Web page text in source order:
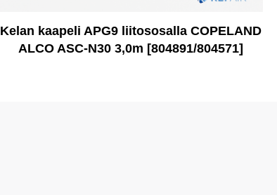
Kelan kaapeli APG9 liitososalla COPELAND
ALCO ASC-N30 3,0m [804891/804571]